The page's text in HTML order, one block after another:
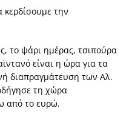
κερδίσουμε την
το ψάρι ημέρας, τσιπούρα
είναι η ώρα για τα
διαπραγμάτευση των Αλ.
τη χώρα
από το ευρώ.